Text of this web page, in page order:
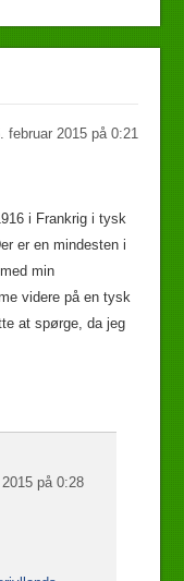
februar 2015 på 0:21
i Frankrig i tysk
er en mindesten i
min
videre på en tysk
at spørge, da jeg
på 0:28